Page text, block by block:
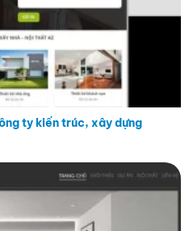
ty kiến trúc, xây dựng